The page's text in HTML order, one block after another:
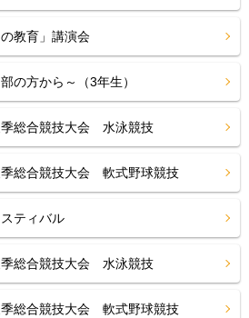
教育」講演会
の方から～（3年生）
総合競技大会 水泳競技
総合競技大会 軟式野球競技
ティバル
総合競技大会 水泳競技
総合競技大会 軟式野球競技